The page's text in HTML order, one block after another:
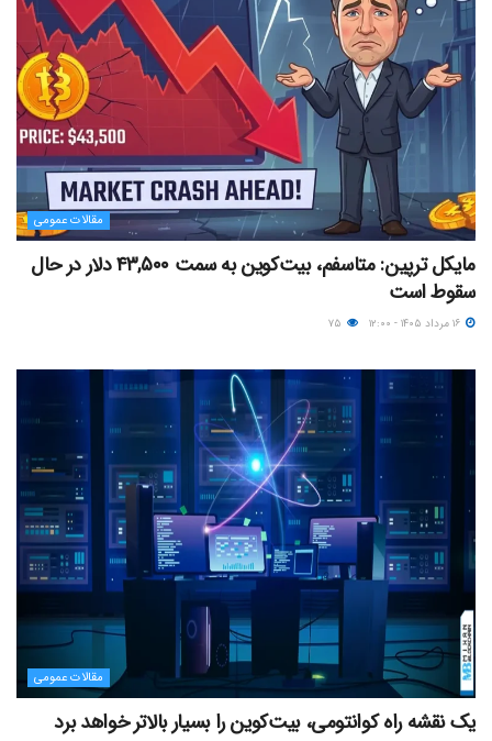
مقالات عمومی
مایکل ترپین: متاسفم، بیت‌کوین به سمت ۴۳,۵۰۰ دلار در حال
سقوط است
مقالات عمومی
یک نقشه راه کوانتومی، بیت‌کوین را بسیار بالاتر خواهد برد